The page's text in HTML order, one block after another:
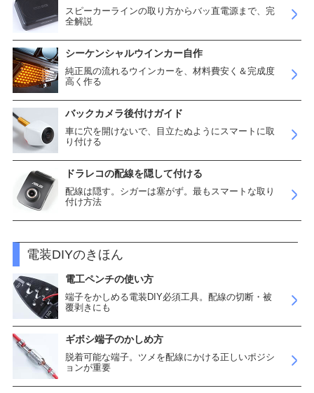
スピーカーラインの取り方からバッ直電源まで、完
全解説
シーケンシャルウインカー自作
純正風の流れるウインカーを、材料費安く＆完成度
高く作る
バックカメラ後付けガイド
車に穴を開けないで、目立たぬようにスマートに取
り付ける
ドラレコの配線を隠して付ける
配線は隠す。シガーは塞がず。最もスマートな取り
付け方法
電装DIYのきほん
電工ペンチの使い方
端子をかしめる電装DIY必須工具。配線の切断・被
覆剥きにも
ギボシ端子のかしめ方
脱着可能な端子。ツメを配線にかける正しいポジシ
ョンが重要